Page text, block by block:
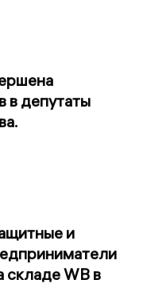
в депутаты
и
складе WB в